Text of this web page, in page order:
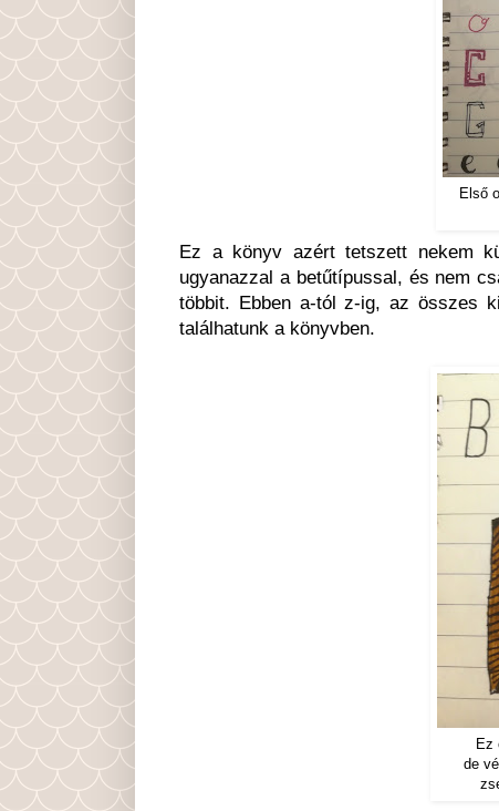
Első
Ez a könyv azért tetszett nekem
ugyanazzal a betűtípussal, és nem
többit. Ebben a-tól z-ig, az összes
találhatunk a könyvben.
Ez
de